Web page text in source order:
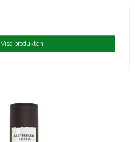
Visa produkten